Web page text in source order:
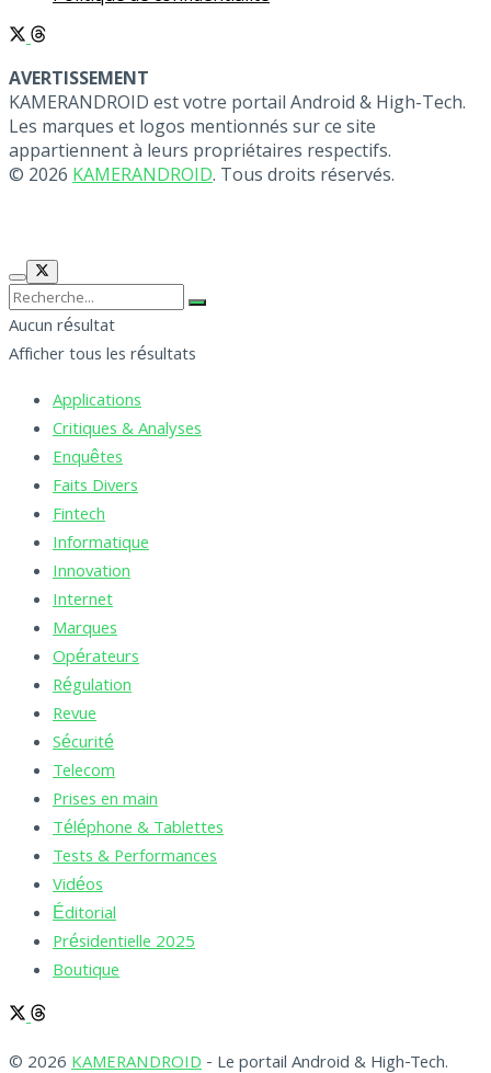
AVERTISSEMENT
KAMERANDROID est votre portail Android & High-Tech.
Les marques et logos mentionnés sur ce site
appartiennent à leurs propriétaires respectifs.
© 2026 KAMERANDROID. Tous droits réservés.
Aucun résultat
Afficher tous les résultats
Applications
Critiques & Analyses
Enquêtes
Faits Divers
Fintech
Informatique
Innovation
Internet
Marques
Opérateurs
Régulation
Revue
Sécurité
Telecom
Prises en main
Téléphone & Tablettes
Tests & Performances
Vidéos
Éditorial
Présidentielle 2025
Boutique
© 2026KAMERANDROID- Le portail Android & High-Tech.